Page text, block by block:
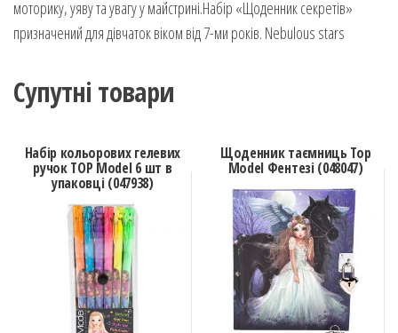
моторику, уяву та увагу у майстрині.Набір «Щоденник секретів»
призначений для дівчаток віком від 7-ми років. Nebulous stars
Супутні товари
Набір кольорових гелевих
ручок TOP Model 6 шт в
упаковці (047938)
Щоденник таємниць Top
Model Фентезі (048047)